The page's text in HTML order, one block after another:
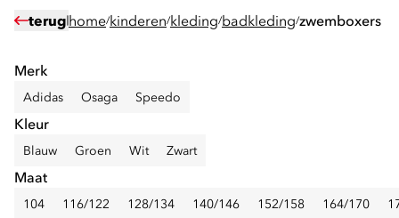
terug home/kinderen/kleding/badkleding/zwemboxers
Merk
Adidas Osaga Speedo
Kleur
Blauw Groen Wit Zwart
Maat
104 116/122 128/134 140/146 152/158 164/170